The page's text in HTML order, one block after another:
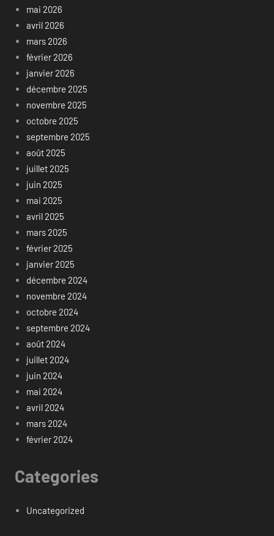
mai 2026
avril 2026
mars 2026
février 2026
janvier 2026
décembre 2025
novembre 2025
octobre 2025
septembre 2025
août 2025
juillet 2025
juin 2025
mai 2025
avril 2025
mars 2025
février 2025
janvier 2025
décembre 2024
novembre 2024
octobre 2024
septembre 2024
août 2024
juillet 2024
juin 2024
mai 2024
avril 2024
mars 2024
février 2024
Categories
Uncategorized